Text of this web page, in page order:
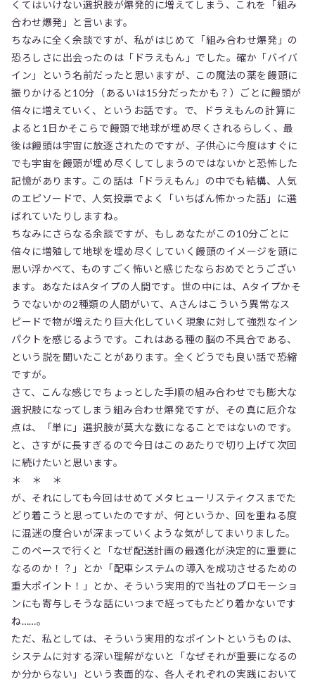
くてはいけない選択肢が爆発的に増えてしまう、これを「組み
合わせ爆発」と言います。
ちなみに全く余談ですが、私がはじめて「組み合わせ爆発」の
恐ろしさに出会ったのは「ドラえもん」でした。確か「バイバ
イン」という名前だったと思いますが、この魔法の薬を饅頭に
振りかけると10分（あるいは15分だったかも？）ごとに饅頭が
倍々に増えていく、というお話です。で、ドラえもんの計算に
よると1日かそこらで饅頭で地球が埋め尽くされるらしく、最
後は饅頭は宇宙に放逐されたのですが、子供心に今度はすぐに
でも宇宙を饅頭が埋め尽くしてしまうのではないかと恐怖した
記憶があります。この話は「ドラえもん」の中でも結構、人気
のエピソードで、人気投票でよく「いちばん怖かった話」に選
ばれていたりしますね。
ちなみにさらなる余談ですが、もしあなたがこの10分ごとに
倍々に増殖して地球を埋め尽くしていく饅頭のイメージを頭に
思い浮かべて、ものすごく怖いと感じたならおめでとうござい
ます。あなたはAタイプの人間です。世の中には、Aタイプかそ
うでないかの2種類の人間がいて、Aさんはこういう異常なス
ピードで物が増えたり巨大化していく現象に対して強烈なイン
パクトを感じるようです。これはある種の脳の不具合である、
という説を聞いたことがあります。全くどうでも良い話で恐縮
ですが。
さて、こんな感じでちょっとした手順の組み合わせでも膨大な
選択肢になってしまう組み合わせ爆発ですが、その真に厄介な
点は、「単に」選択肢が莫大な数になることではないのです。
と、さすがに長すぎるので今日はこのあたりで切り上げて次回
に続けたいと思います。
＊ ＊ ＊
が、それにしても今回はせめてメタヒューリスティクスまでた
どり着こうと思っていたのですが、何というか、回を重ねる度
に混迷の度合いが深まっていくような気がしてまいりました。
このペースで行くと「なぜ配送計画の最適化が決定的に重要に
なるのか！？」とか「配車システムの導入を成功させるための
重大ポイント！」とか、そういう実用的で当社のプロモーショ
ンにも寄与しそうな話にいつまで経ってもたどり着かないです
ね……。
ただ、私としては、そういう実用的なポイントというものは、
システムに対する深い理解がないと「なぜそれが重要になるの
か分からない」という表面的な、各人それぞれの実践において